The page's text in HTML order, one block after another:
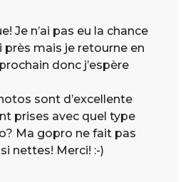
Je n’ai pas eu la chance
près mais je retourne en
donc j’espère
sont d’excellente
prises avec quel type
Ma gopro ne fait pas
nettes! Merci! :-)